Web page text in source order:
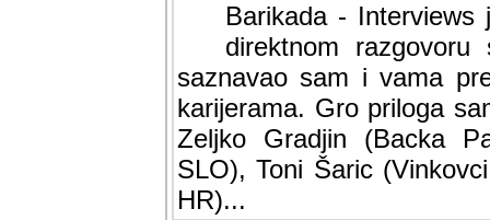
Barikada -
direktnom
saznavao sam i vama
karijerama. Gro priloga
Zeljko Gradjin (Backa
SLO), Toni Šaric
HR)...